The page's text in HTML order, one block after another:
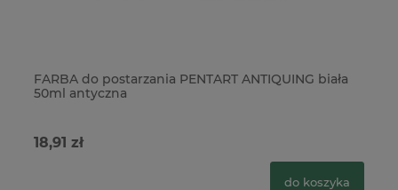
FARBA do postarzania PENTART ANTIQUING biała
50ml antyczna
18,91 zł
do koszyka